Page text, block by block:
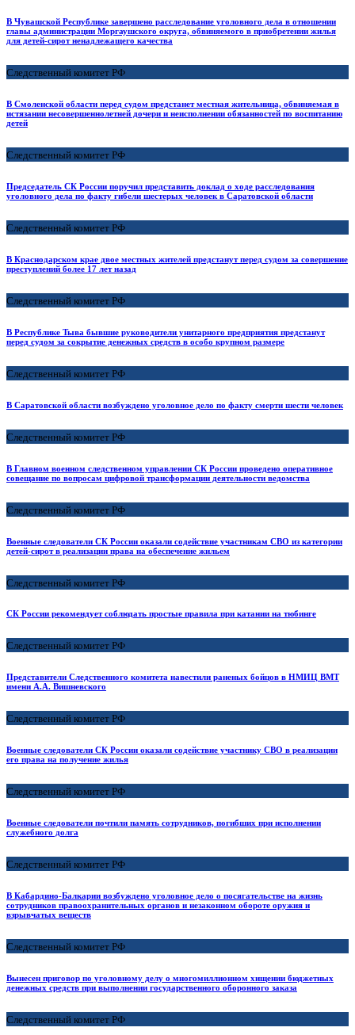
В Чувашской Республике завершено расследование уголовного дела в отношении
главы администрации Моргаушского округа, обвиняемого в приобретении жилья
для детей-сирот ненадлежащего качества
Следственный комитет РФ
В Смоленской области перед судом предстанет местная жительница, обвиняемая в
истязании несовершеннолетней дочери и неисполнении обязанностей по воспитанию
детей
Следственный комитет РФ
Председатель СК России поручил представить доклад о ходе расследования
уголовного дела по факту гибели шестерых человек в Саратовской области
Следственный комитет РФ
В Краснодарском крае двое местных жителей предстанут перед судом за совершение
преступлений более 17 лет назад
Следственный комитет РФ
В Республике Тыва бывшие руководители унитарного предприятия предстанут
перед судом за сокрытие денежных средств в особо крупном размере
Следственный комитет РФ
В Саратовской области возбуждено уголовное дело по факту смерти шести человек
Следственный комитет РФ
В Главном военном следственном управлении СК России проведено оперативное
совещание по вопросам цифровой трансформации деятельности ведомства
Следственный комитет РФ
Военные следователи СК России оказали содействие участникам СВО из категории
детей-сирот в реализации права на обеспечение жильем
Следственный комитет РФ
СК России рекомендует соблюдать простые правила при катании на тюбинге
Следственный комитет РФ
Представители Следственного комитета навестили раненых бойцов в НМИЦ ВМТ
имени А.А. Вишневского
Следственный комитет РФ
Военные следователи СК России оказали содействие участнику СВО в реализации
его права на получение жилья
Следственный комитет РФ
Военные следователи почтили память сотрудников, погибших при исполнении
служебного долга
Следственный комитет РФ
В Кабардино-Балкарии возбуждено уголовное дело о посягательстве на жизнь
сотрудников правоохранительных органов и незаконном обороте оружия и
взрывчатых веществ
Следственный комитет РФ
Вынесен приговор по уголовному делу о многомиллионном хищении бюджетных
денежных средств при выполнении государственного оборонного заказа
Следственный комитет РФ